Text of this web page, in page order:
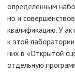
определенным
но и
квалификацию. У
к этой
них в «Открытой
отдельную